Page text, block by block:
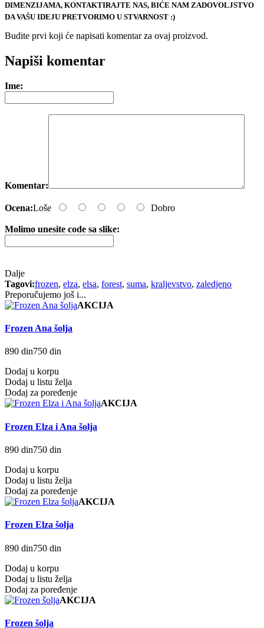
DIMENZIJAMA, KONTAKTIRAJTE NAS, BIĆE NAM ZADOVOLJSTVO
DA VAŠU IDEJU PRETVORIMO U STVARNOST :)
Budite prvi koji će napisati komentar za ovaj proizvod.
Napiši komentar
Ime:
Komentar:
Ocena:Loše Dobro
Molimo unesite code sa slike:
Dalje
Tagovi:frozen, elza, elsa, forest, suma, kraljevstvo, zaledjeno
Preporučujemo još i...
AKCIJA
Frozen Ana šolja
890 din750 din
Dodaj u korpu
Dodaj u listu želja
Dodaj za poređenje
AKCIJA
Frozen Elza i Ana šolja
890 din750 din
Dodaj u korpu
Dodaj u listu želja
Dodaj za poređenje
AKCIJA
Frozen Elza šolja
890 din750 din
Dodaj u korpu
Dodaj u listu želja
Dodaj za poređenje
AKCIJA
Frozen šolja